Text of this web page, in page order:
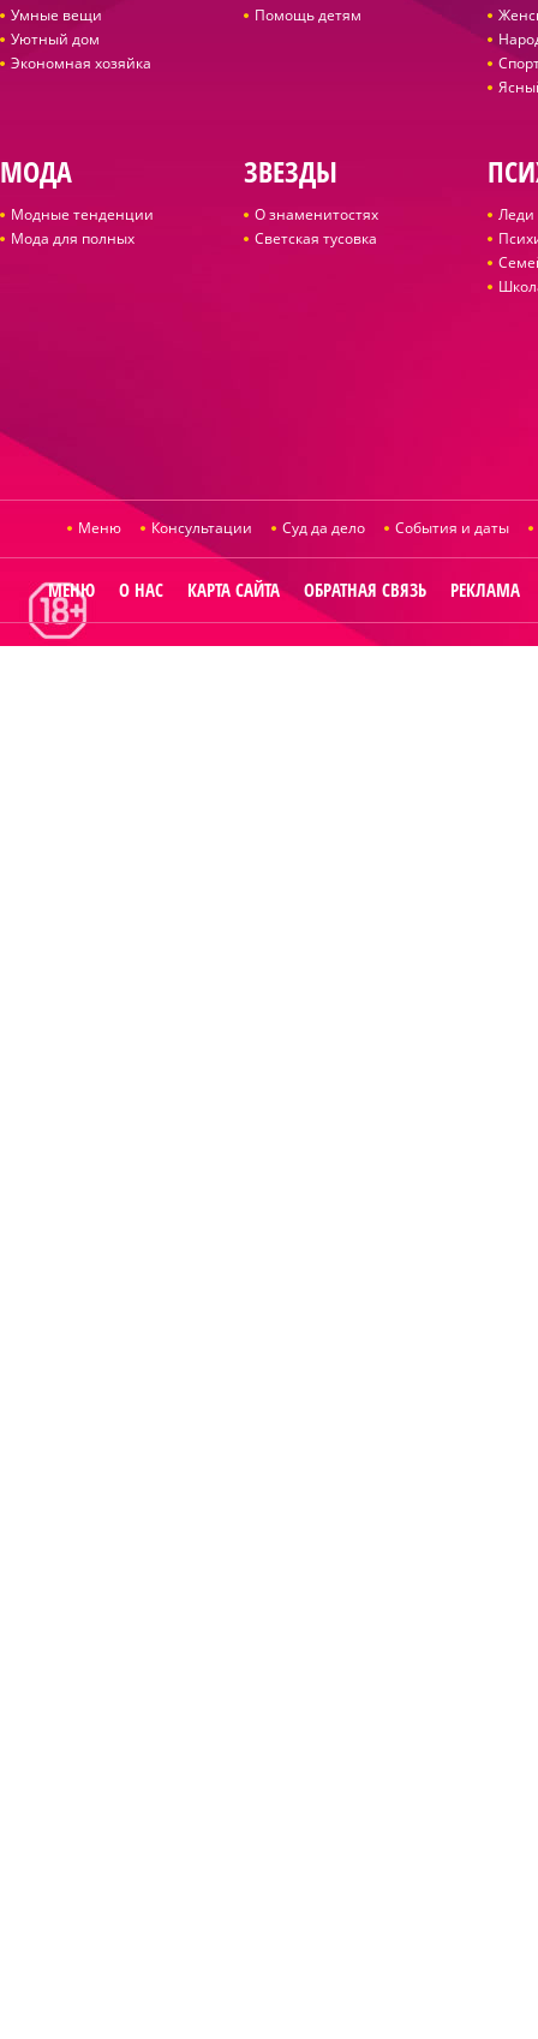
Умные вещи
Уютный дом
Экономная хозяйка
Помощь детям
МОДА
Модные тенденции
Мода для полных
ЗВЕЗДЫ
О знаменитостях
Светская тусовка
Леди
Меню Консультации Суд да дело События и даты
МЕНЮ О НАС КАРТА САЙТА ОБРАТНАЯ СВЯЗЬ РЕКЛАМА